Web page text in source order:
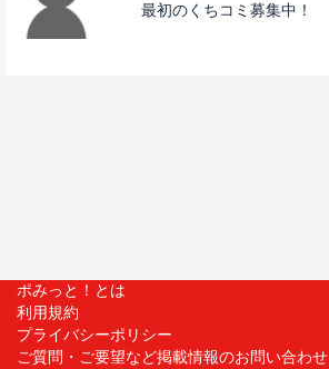
最初のくちコミ募集中！
ポみっと！とは
利用規約
プライバシーポリシー
ご質問・ご要望など掲載情報のお問い合わせ